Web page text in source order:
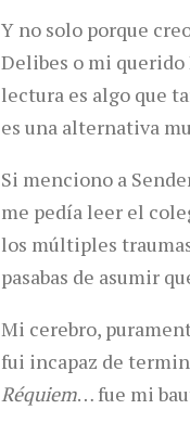
Y no solo porque
Delibes o mi querido
lectura es algo que
es una alternativa
Si menciono a
me pedía leer el
los múltiples
pasabas de asumir
Mi cerebro,
fui incapaz de
Réquiem… fue mi